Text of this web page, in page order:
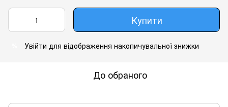
Купити
Увійти для відображення накопичувальної знижки
До обраного